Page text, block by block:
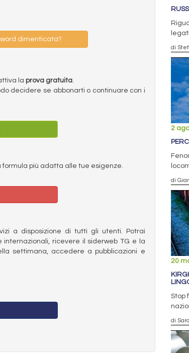
dimenticata?
la prova gratuita.
decidere se abbonarti o continuare con i
formula più adatta alle tue esigenze.
a disposizione di tutti gli utenti. Potrai
ricevere il siderweb TG e la
settimana, accedere a pubblicazioni e
di
2
di
20
Stop
di